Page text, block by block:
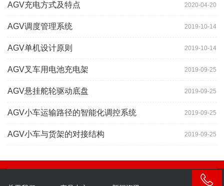
2020-04-20
AGV充电方式及特点
2019-10-14
AGV调度管理系统
2019-10-14
AGV单机设计原则
2019-09-25
AGV叉车用电池充电架
2019-09-25
AGV悬挂舵轮驱动底盘
2019-09-25
AGV小车运输路径的智能化调控系统
2019-09-25
AGV小车与货架的对接结构